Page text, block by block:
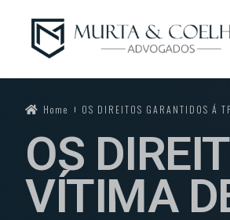
Home OS DIREITOS GARANTIDOS Á
OS
VÍTIMA